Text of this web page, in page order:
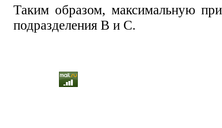
Таким образом, максимальную
подразделения В и С.